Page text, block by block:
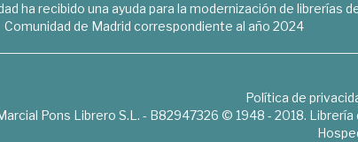
ha recibido una ayuda para la modernización de librerías
Comunidad de Madrid correspondiente al año 2024
Política de
Pons Librero S.L. - B82947326 © 1948 - 2018.